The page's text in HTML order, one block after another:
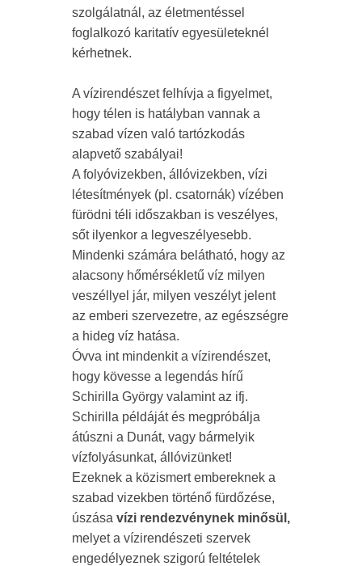
szolgálatnál, az életmentéssel
foglalkozó karitatív egyesületeknél
kérhetnek.
A vízirendészet felhívja a figyelmet,
hogy télen is hatályban vannak a
szabad vízen való tartózkodás
alapvető szabályai!
A folyóvizekben, állóvizekben, vízi
létesítmények (pl. csatornák) vízében
fürödni téli időszakban is veszélyes,
sőt ilyenkor a legveszélyesebb.
Mindenki számára belátható, hogy az
alacsony hőmérsékletű víz milyen
veszéllyel jár, milyen veszélyt jelent
az emberi szervezetre, az egészségre
a hideg víz hatása.
Óvva int mindenkit a vízirendészet,
hogy kövesse a legendás hírű
Schirilla György valamint az ifj.
Schirilla példáját és megpróbálja
átúszni a Dunát, vagy bármelyik
vízfolyásunkat, állóvizünket!
Ezeknek a közismert embereknek a
szabad vizekben történő fürdőzése,
úszása vízi rendezvénynek minősül,
melyet a vízirendészeti szervek
engedélyeznek szigorú feltételek